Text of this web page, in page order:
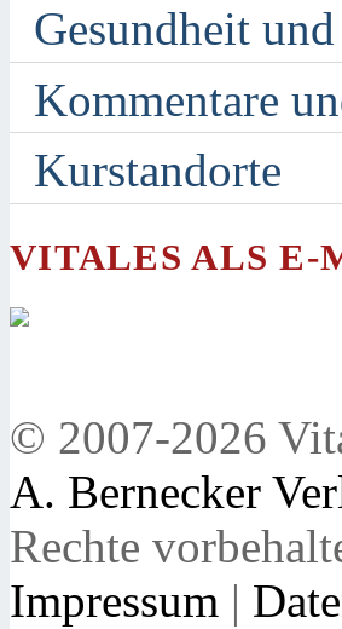
Gesundheit
Kommentare
Kurstandorte
VITALES ALS E-
© 2007-2026
A. Bernecker
Rechte
Impressum |